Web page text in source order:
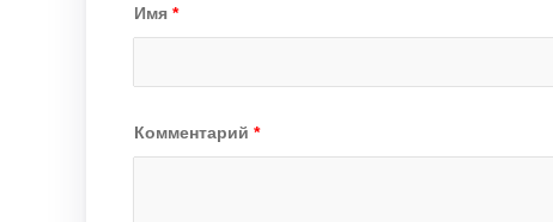
Имя *
Комментарий *